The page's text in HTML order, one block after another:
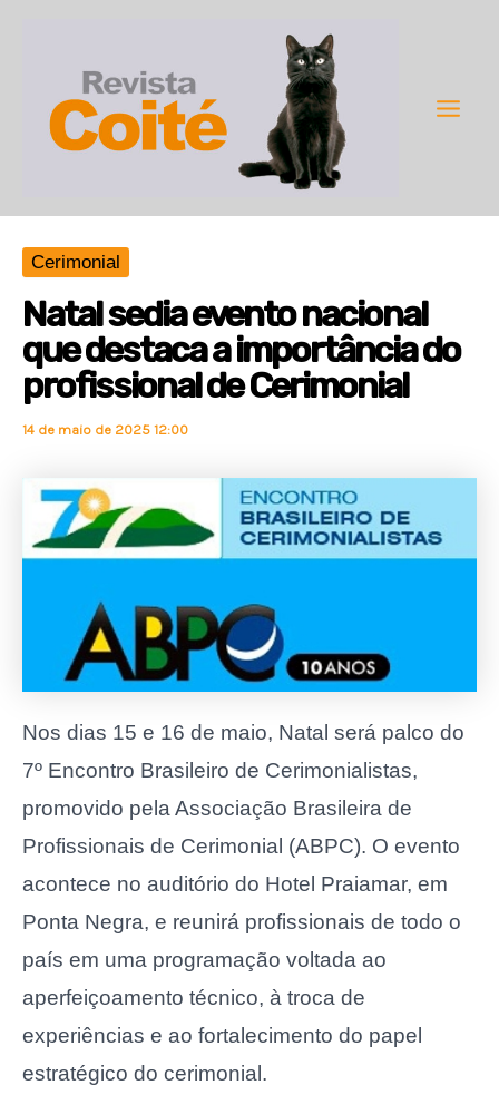
conteúdo
Cerimonial
Natal sedia evento nacional
que destaca a importância do
profissional de Cerimonial
14 de maio de 2025 12:00
Nos dias 15 e 16 de maio, Natal será palco do
7º Encontro Brasileiro de Cerimonialistas,
promovido pela Associação Brasileira de
Profissionais de Cerimonial (ABPC). O evento
acontece no auditório do Hotel Praiamar, em
Ponta Negra, e reunirá profissionais de todo o
país em uma programação voltada ao
aperfeiçoamento técnico, à troca de
experiências e ao fortalecimento do papel
estratégico do cerimonial.